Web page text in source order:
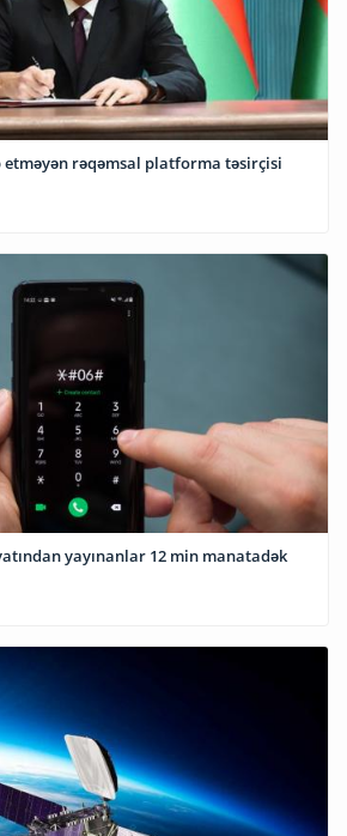
etməyən rəqəmsal platforma təsirçisi
yayınanlar 12 min manatadək